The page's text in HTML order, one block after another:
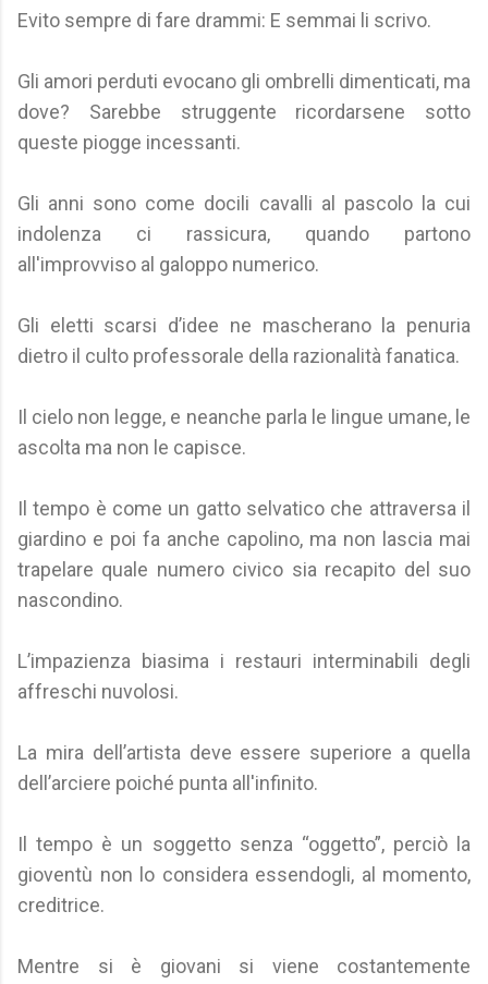
Evito sempre di fare drammi: E semmai li scrivo.
Gli amori perduti evocano gli ombrelli dimenticati, ma
dove? Sarebbe struggente ricordarsene sotto
queste piogge incessanti.
Gli anni sono come docili cavalli al pascolo la cui
indolenza ci rassicura, quando partono
all'improvviso al galoppo numerico.
Gli eletti scarsi d’idee ne mascherano la penuria
dietro il culto professorale della razionalità fanatica.
Il cielo non legge, e neanche parla le lingue umane, le
ascolta ma non le capisce.
Il tempo è come un gatto selvatico che attraversa il
giardino e poi fa anche capolino, ma non lascia mai
trapelare quale numero civico sia recapito del suo
nascondino.
L’impazienza biasima i restauri interminabili degli
affreschi nuvolosi.
La mira dell’artista deve essere superiore a quella
dell’arciere poiché punta all'infinito.
Il tempo è un soggetto senza “oggetto”, perciò la
gioventù non lo considera essendogli, al momento,
creditrice.
Mentre si è giovani si viene costantemente